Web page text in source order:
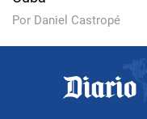
Por Daniel Castropé